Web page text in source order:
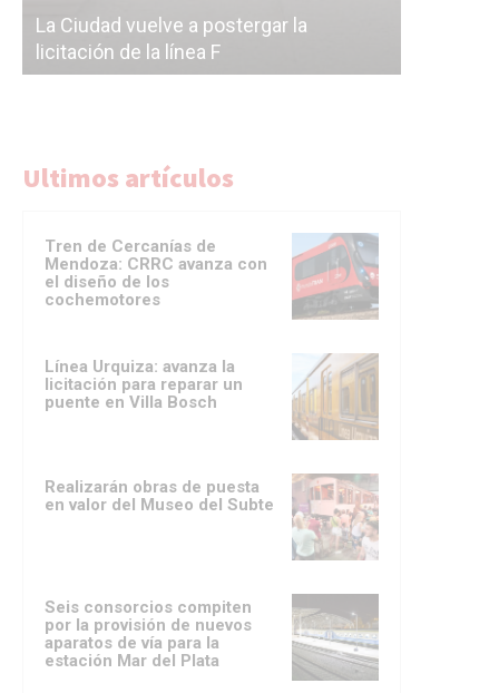
La Ciudad vuelve a postergar la
licitación de la línea F
Ultimos artículos
Tren de Cercanías de
Mendoza: CRRC avanza con
el diseño de los
cochemotores
Línea Urquiza: avanza la
licitación para reparar un
puente en Villa Bosch
Realizarán obras de puesta
en valor del Museo del Subte
Seis consorcios compiten
por la provisión de nuevos
aparatos de vía para la
estación Mar del Plata